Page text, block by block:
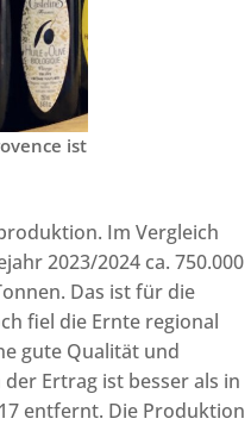
ist
Im Vergleich
2023/2024 ca. 750.000
Das ist für die
fiel die Ernte regional
gute Qualität und
Ertrag ist besser als in
entfernt. Die Produktion